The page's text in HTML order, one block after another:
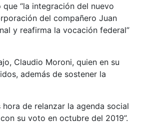
“la integración del nuevo
del compañero Juan
y reafirma la vocación federal”
Claudio Moroni, quien en su
además de sostener la
de relanzar la agenda social
su voto en octubre del 2019”.